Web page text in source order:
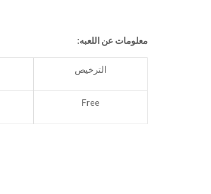
معلومات عن اللعبه:
الترخيص
Free